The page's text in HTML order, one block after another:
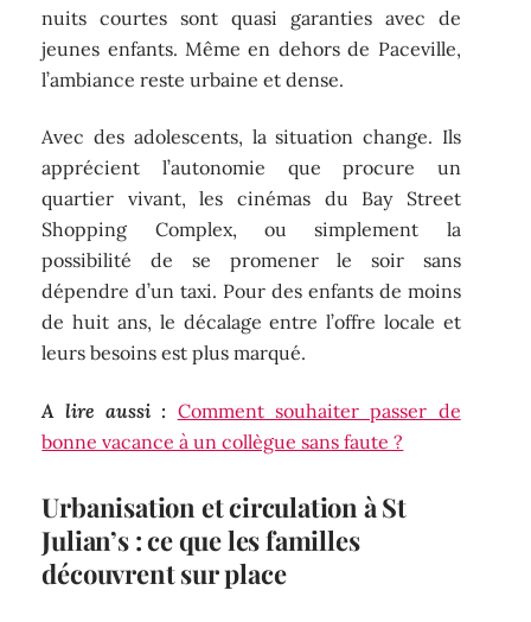
nuits courtes sont quasi garanties avec de
jeunes enfants. Même en dehors de Paceville,
l’ambiance reste urbaine et dense.
Avec des adolescents, la situation change. Ils
apprécient l’autonomie que procure un
quartier vivant, les cinémas du Bay Street
Shopping Complex, ou simplement la
possibilité de se promener le soir sans
dépendre d’un taxi. Pour des enfants de moins
de huit ans, le décalage entre l’offre locale et
leurs besoins est plus marqué.
A lire aussi : Comment souhaiter passer de
bonne vacance à un collègue sans faute ?
Urbanisation et circulation à St
Julian’s : ce que les familles
découvrent sur place